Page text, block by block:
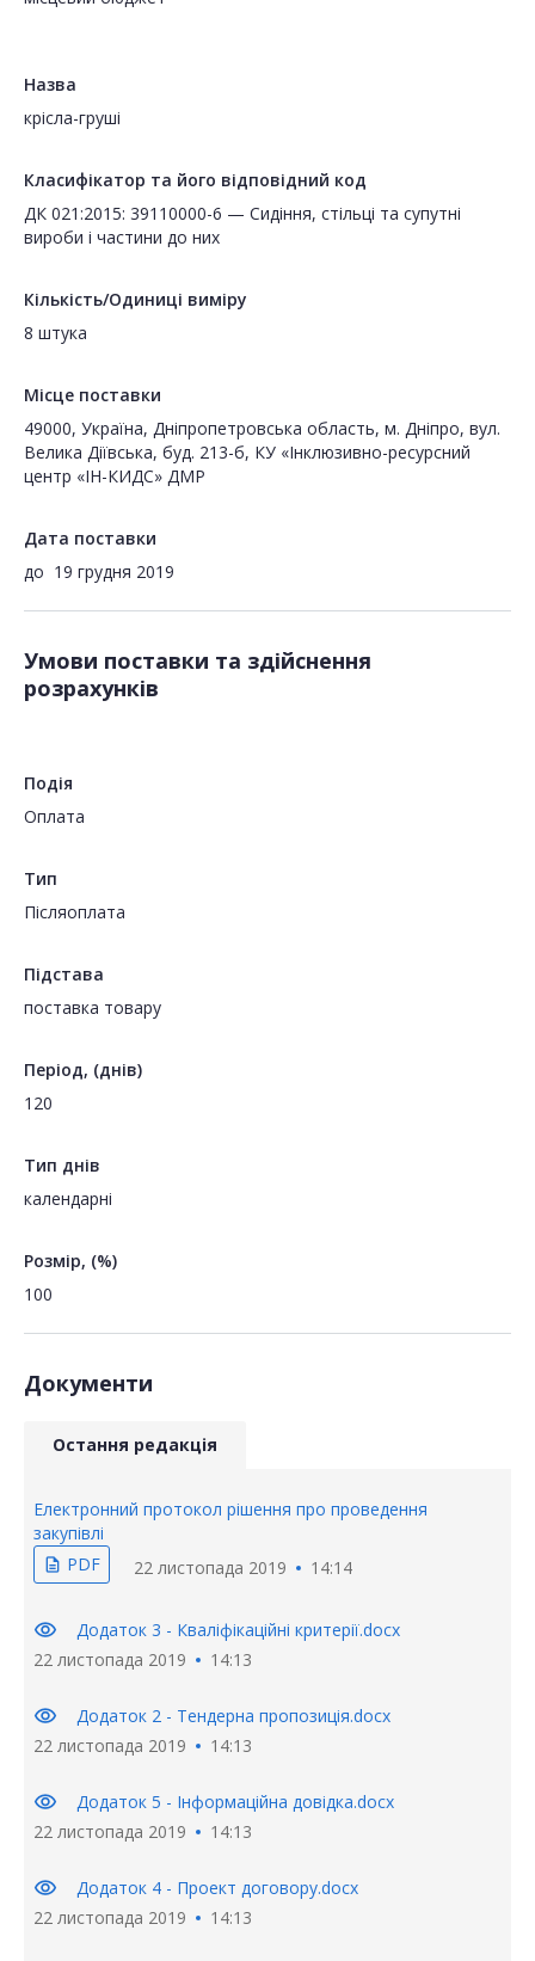
Назва
крісла-груші
Класифікатор та його відповідний код
ДК 021:2015: 39110000-6 — Сидіння, стільці та супутні
вироби і частини до них
Кількість/Одиниці виміру
8 штука
Місце поставки
49000, Україна, Дніпропетровська область, м. Дніпро, вул.
Велика Діївська, буд. 213-б, КУ «Інклюзивно-ресурсний
центр «ІН-КИДС» ДМР
Дата поставки
до 19 грудня 2019
Умови поставки та здійснення
розрахунків
Подія
Оплата
Тип
Пiсляоплата
Підстава
поставка товару
Період, (днів)
120
Тип днів
календарні
Розмір, (%)
100
Документи
Остання редакція
Електронний протокол рішення про проведення
закупівлі
description PDF 22 листопада 2019 14:14
visibility
Додаток 3 - Кваліфікаційні критерії.docx
22 листопада 2019
14:13
visibility
Додаток 2 - Тендерна пропозиція.docx
22 листопада 2019
14:13
visibility
Додаток 5 - Інформаційна довідка.docx
22 листопада 2019
14:13
visibility
Додаток 4 - Проект договору.docx
22 листопада 2019
14:13